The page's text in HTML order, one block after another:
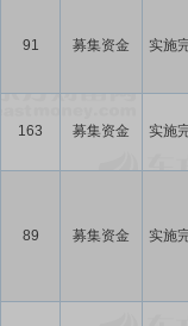
91 募集资金 实施
163 募集资金 实施
89 募集资金 实施